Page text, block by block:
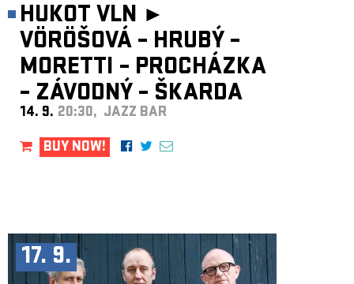
HUKOT VLN ►
VÖRÖŠOVÁ – HRUBÝ –
MORETTI – PROCHÁZKA
– ZÁVODNÝ – ŠKARDA
14. 9. 20:30, JAZZ BAR
BUY NOW!
17. 9.